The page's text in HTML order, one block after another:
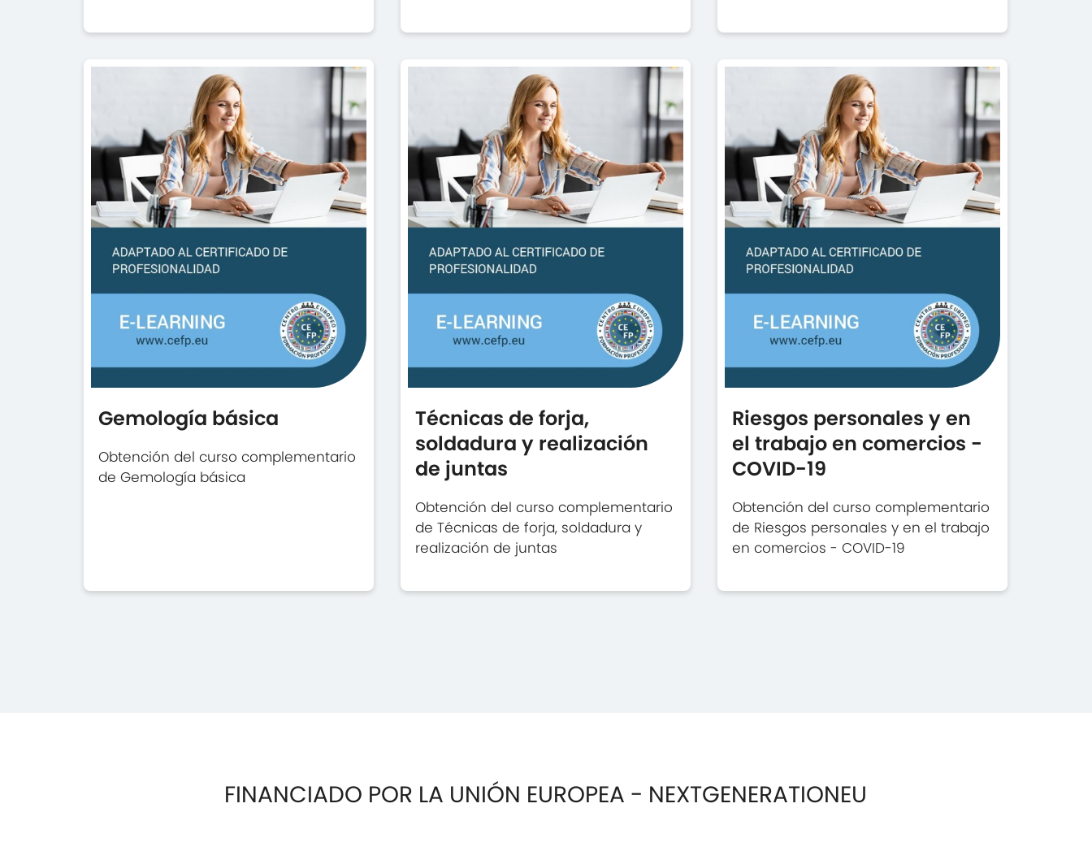
Gemología básica
Obtención del curso complementario
de Gemología básica
Técnicas de forja,
soldadura y realización
de juntas
Obtención del curso complementario
de Técnicas de forja, soldadura y
realización de juntas
Riesgos personales y en
el trabajo en comercios -
COVID-19
Obtención del curso complementario
de Riesgos personales y en el trabajo
en comercios - COVID-19
FINANCIADO POR LA UNIÓN EUROPEA - NEXTGENERATIONEU